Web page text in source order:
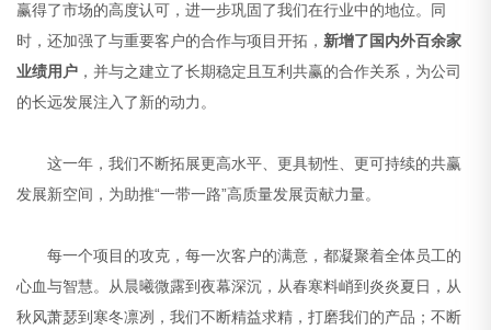
赢得了市场的高度认可，进一步巩固了我们在行业中的地位。同
时，还加强了与重要客户的合作与项目开拓， 新增了国内外百余家
业绩用户 ，并与之建立了长期稳定且互利共赢的合作关系，为公司
的长远发展注入了新的动力。
这一年，我们不断拓展更高水平、更具韧性、更可持续的共赢
发展新空间，为助推“一带一路”高质量发展贡献力量。
每一个项目的攻克，每一次客户的满意，都凝聚着全体员工的
心血与智慧。从晨曦微露到夜幕深沉，从春寒料峭到炎炎夏日，从
秋风萧瑟到寒冬凛冽，我们不断精益求精，打磨我们的产品；不断